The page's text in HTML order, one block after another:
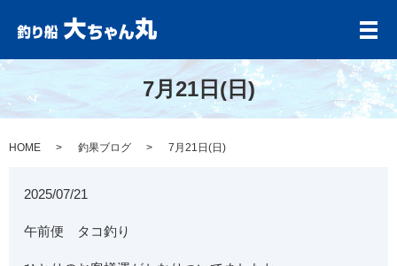
メ
7月21日(日)
HOME 釣果ブログ 7月21日(日)
2025/07/21
午前便 タコ釣り